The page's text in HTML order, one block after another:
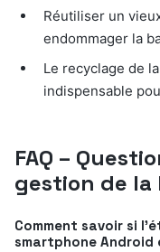
Réutiliser un
endommager la
Le recyclage de
indispensable
FAQ –
gestion de
Comment savoir si
smartphone Android